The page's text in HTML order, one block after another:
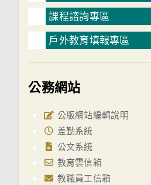
課程諮詢專區
戶外教育填報專區
公務網站
公版網站編輯說明
差勤系統
公文系統
教育雲信箱
教職員工信箱